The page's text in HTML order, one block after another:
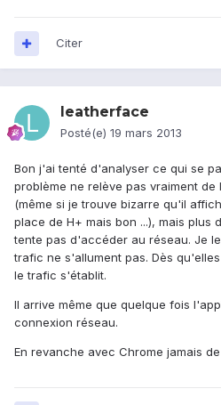
Citer
leatherface
Posté(e) 19 mars 2013
Bon j'ai tenté d'analyser ce qui se
problème ne relève pas vraiment de
(même si je trouve bizarre qu'il
place de H+ mais bon ...), mais plus
tente pas d'accéder au réseau. Je
trafic ne s'allument pas. Dès
le trafic s'établit.
Il arrive même que quelque fois
connexion réseau.
En revanche avec Chrome jamais